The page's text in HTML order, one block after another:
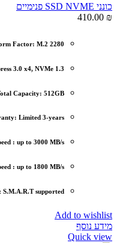
כונני SSD NVME פנימיים
410.00 ₪
Factor: M.2 2280
3.0 x4, NVMe 1.3
Capacity: 512GB
Limited 3-years
: up to 3000 MB/s
: up to 1800 MB/s
supported
Add to wishlist
מידע נוסף
Quick view